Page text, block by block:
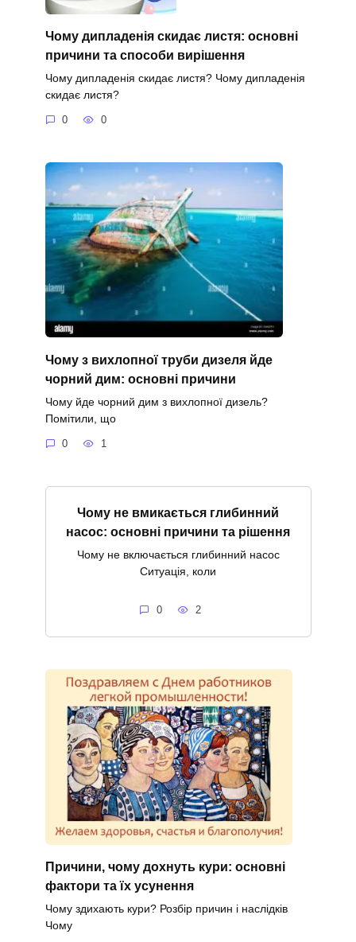
Чому дипладенія скидає листя: основні
причини та способи вирішення
Чому дипладенія скидає листя? Чому дипладенія
скидає листя?
0 0
Чому з вихлопної труби дизеля йде
чорний дим: основні причини
Чому йде чорний дим з вихлопної дизель?
Помітили, що
0 1
Чому не вмикається глибинний
насос: основні причини та рішення
Чому не включається глибинний насос
Ситуація, коли
0 2
Причини, чому дохнуть кури: основні
фактори та їх усунення
Чому здихають кури? Розбір причин і наслідків
Чому